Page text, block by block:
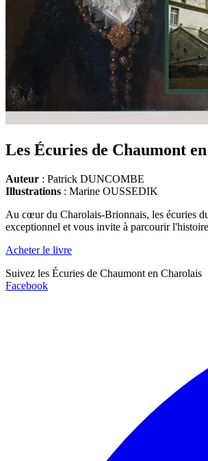
Les Écuries de Chaumont
Auteur : Patrick DUNCOMBE
Illustrations : Marine OUSSEDIK
Au cœur du Charolais-Brionnais, les écuries
exceptionnel et vous invite à parcourir
Acheter le livre
Suivez les Écuries de Chaumont en Charolais
Facebook